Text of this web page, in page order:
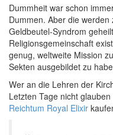
Dummheit war schon
Dummen. Aber die
Geldbeutel-Syndrom
Religionsgemeinschaft
genug, weltweite Mission
Sekten ausgebildet zu
Wer an die Lehren der
Letzten Tage nicht
Reichtum Royal Elixir